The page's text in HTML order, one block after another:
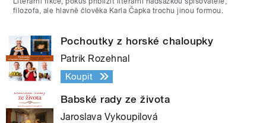
filozofa, ale hlavně člověka Karla Čapka trochu jinou formou.
Pochoutky z horské chaloupky
Patrik Rozehnal
Koupit
Babské rady ze života
Jaroslava Vykoupilová